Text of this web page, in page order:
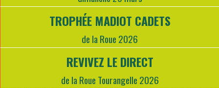
TROPHÉE MADIOT CADETS
de la Roue 2026
REVIVEZ LE DIRECT
de la Roue Tourangelle 2026